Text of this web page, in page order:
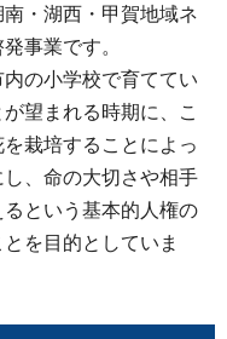
・湖西・甲賀地域ネ
事業です。
内の小学校で育ててい
望まれる時期に、こ
栽培することによっ
、命の大切さや相手
という基本的人権の
を目的としていま